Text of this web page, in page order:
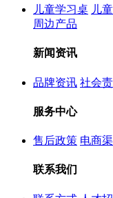
儿童学习桌 儿
周边产品
新闻资讯
品牌资讯 社会
服务中心
售后政策 电商
联系我们